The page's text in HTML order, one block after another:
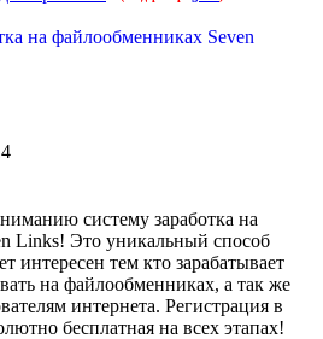
на файлообменниках Seven
систему заработка на
Links! Это уникальный способ
интересен тем кто зарабатывает
на файлообменниках, а так же
интернета. Регистрация в
бесплатная на всех этапах!